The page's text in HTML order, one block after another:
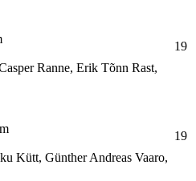
Ranne, Erik Tõnn Rast,
19
Kütt, Günther Andreas Vaaro,
19